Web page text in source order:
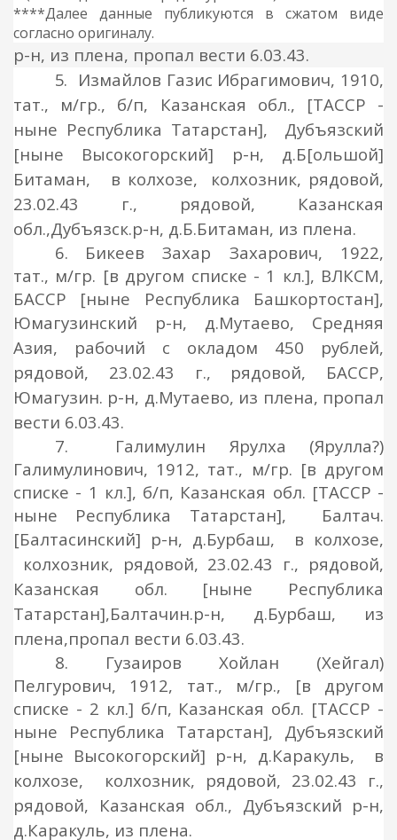
****Далее данные публикуются в сжатом виде
согласно оригиналу.
р-н, из плена, пропал вести 6.03.43.
5.
Измайлов Газис Ибрагимович, 1910,
тат., м/гр., б/п, Казанская обл., [ТАССР -
ныне Республика Татарстан], Дубъязский
[ныне Высокогорский] р-н, д.Б[ольшой]
Битаман, в колхозе,
колхозник, рядовой,
23.02.43 г., рядовой, Казанская
обл.,Дубъязск.р-н, д.Б.Битаман, из плена.
6. Бикеев Захар Захарович, 1922,
тат., м/гр. [в другом списке - 1 кл.], ВЛКСМ,
БАССР [ныне Республика Башкортостан],
Юмагузинский р-н, д.Мутаево, Средняя
Азия, рабочий с окладом 450 рублей,
рядовой, 23.02.43 г., рядовой, БАССР,
Юмагузин. р-н, д.Мутаево, из плена, пропал
вести 6.03.43.
7. Галимулин Ярулха (Ярулла?)
Галимулинович, 1912, тат., м/гр. [в другом
списке - 1 кл.], б/п, Казанская обл. [ТАССР -
ныне Республика Татарстан], Балтач.
[Балтасинский] р-н, д.Бурбаш, в колхозе,
колхозник, рядовой, 23.02.43 г., рядовой,
Казанская обл. [ныне Республика
Татарстан],Балтачин.р-н, д.Бурбаш, из
плена,пропал вести 6.03.43.
8. Гузаиров Хойлан (Хейгал)
Пелгурович, 1912, тат., м/гр., [в другом
списке - 2 кл.] б/п, Казанская обл. [ТАССР -
ныне Республика Татарстан], Дубъязский
[ныне Высокогорский] р-н, д.Каракуль, в
колхозе,
колхозник, рядовой, 23.02.43 г.,
рядовой, Казанская обл., Дубъязский р-н,
д.Каракуль, из плена.